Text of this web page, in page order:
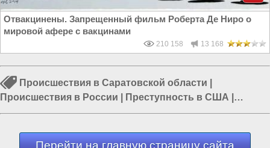
Отвакцинены. Запрещенный фильм Роберта Де Ниро о
мировой афере с вакцинами
210 158 13 168
Происшествия в Саратовской области
Происшествия в России
Преступность в США
Иностранный взгляд|Уголовные преступления|Суд в
Перейти на главную страницу сайта